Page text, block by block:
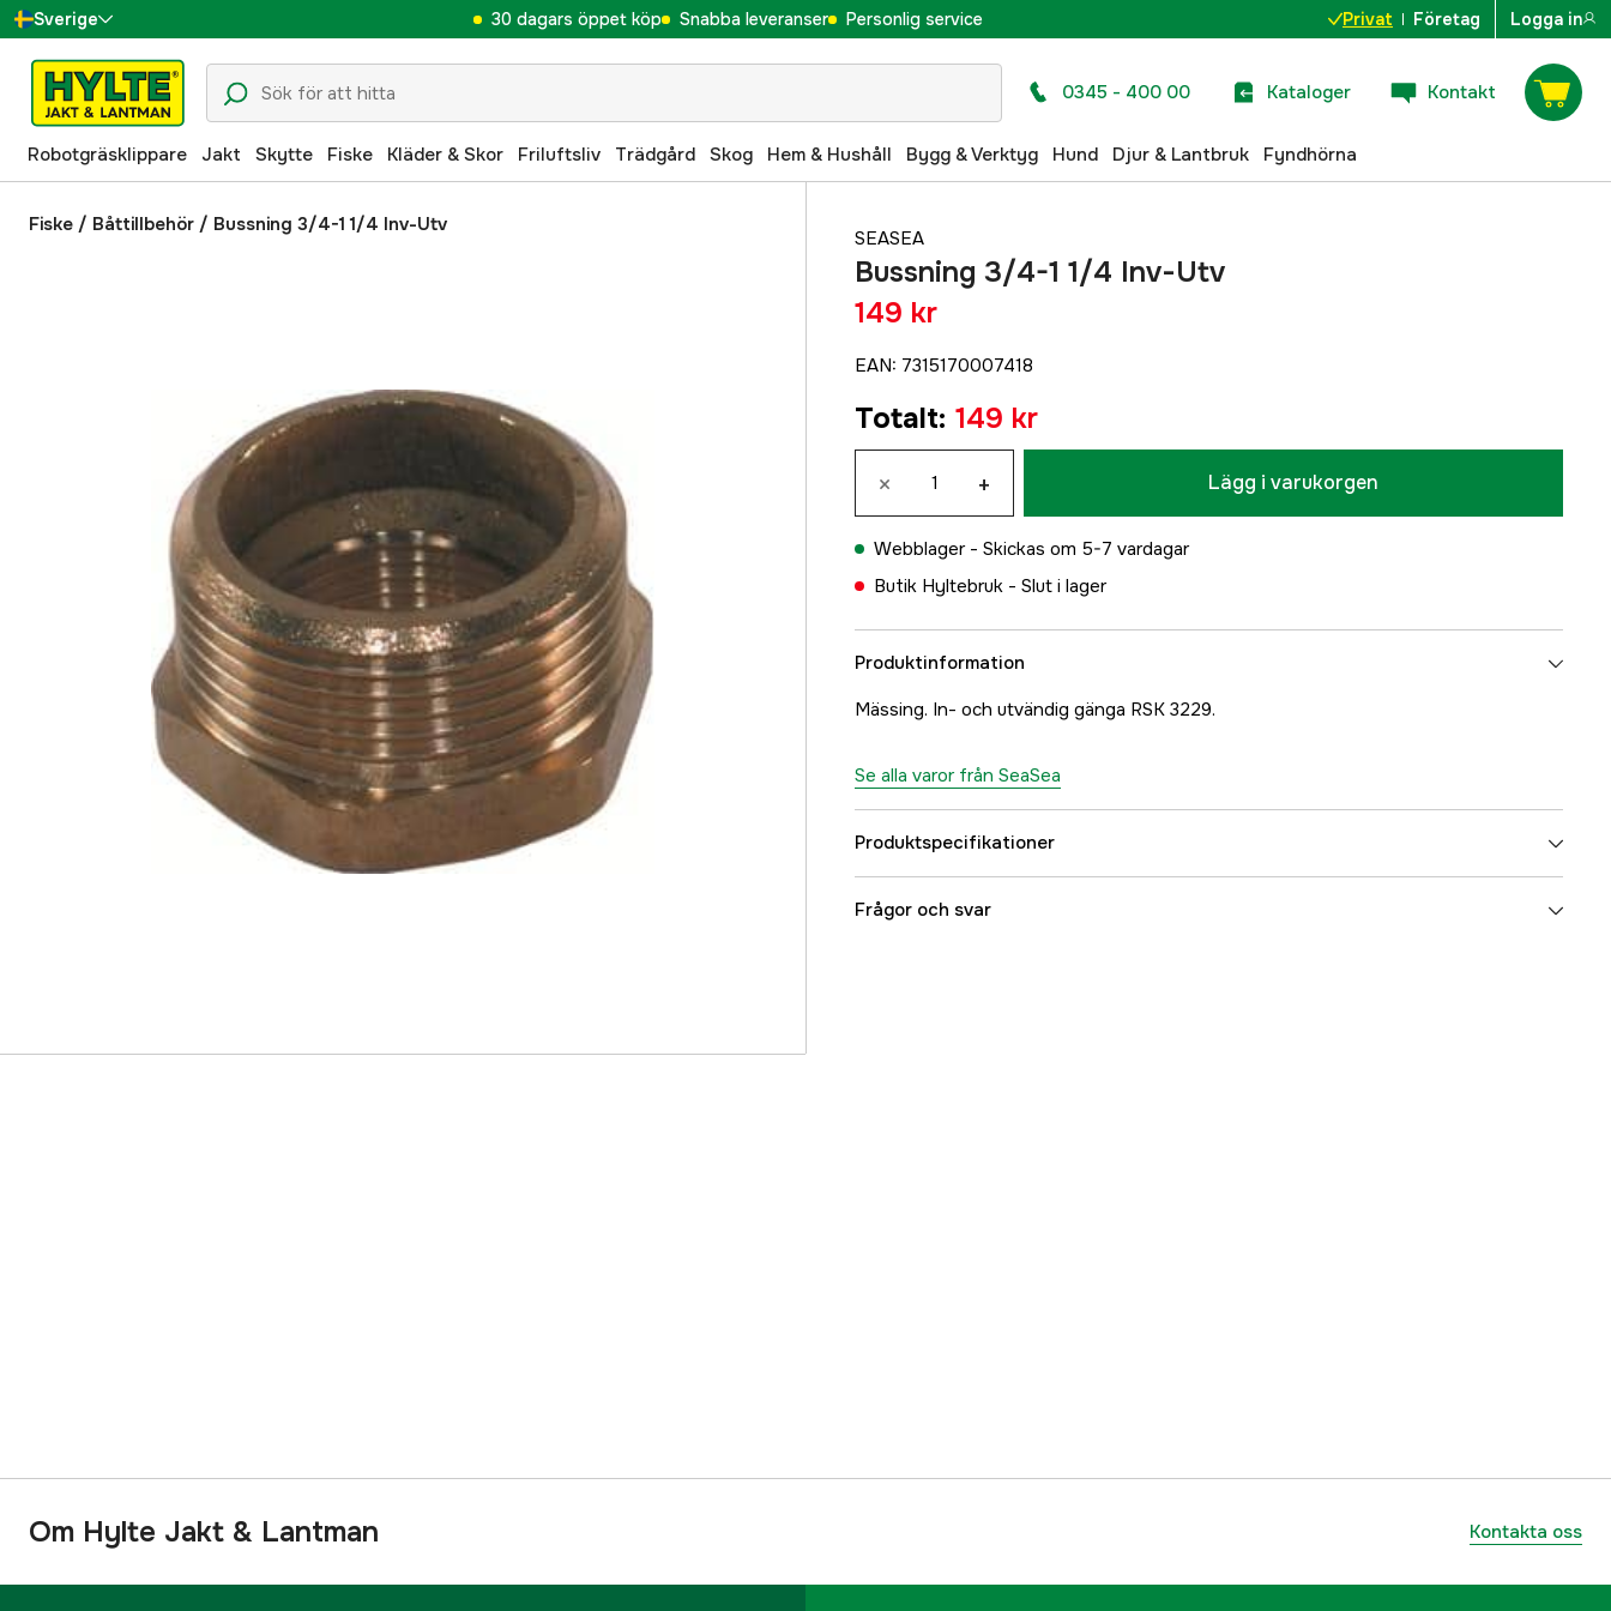
Sverige
Danmark
Suomi
Norge
Deutschland
30 dagars öppet köp Snabba leveranser Personlig service Privat Företag Logga in
0345 - 400 00 Kataloger Kontakt
Robotgräsklippare Jakt Skytte Fiske Kläder & Skor Friluftsliv Trädgård Skog Hem & Hushåll Bygg & Verktyg Hund Djur & Lantbruk Fyndhörna
Fiske / Båttillbehör / Bussning 3/4-1 1/4 Inv-Utv
SEASEA
Bussning 3/4-1 1/4 Inv-Utv
149 kr
EAN: 7315170007418
Totalt: 149 kr
× + Lägg i varukorgen
Webblager - Skickas om 5-7 vardagar
Butik Hyltebruk - Slut i lager
Produktinformation
Mässing. In- och utvändig gänga RSK 3229.
Se alla varor från SeaSea
Produktspecifikationer
Referensnummer
Frågor och svar
Om Hylte Jakt & Lantman Kontakta oss